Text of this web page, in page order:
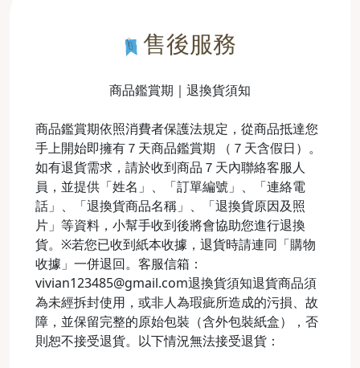
售後服務
商品鑑賞期｜退換貨須知
商品鑑賞期依照消費者保護法規定，從商品抵達您
手上開始即擁有７天商品鑑賞期 （７天含假日）。
如有退貨需求，請於收到商品７天內聯絡客服人
員，並提供「姓名」、「訂單編號」、「連絡電
話」、「退換貨商品名稱」、「退換貨原因及照
片」等資料，小幫手收到後將會協助您進行退換
貨。※若您已收到紙本收據，退貨時請連同「購物
收據」一併退回。客服信箱：
vivian123485@gmail.com退換貨須知退貨商品須
為未經拆封使用，或非人為瑕疵所造成的污損、故
障，並保留完整的原始包裝（含外包裝紙盒），否
則恕不接受退貨。以下情況無法接受退貨：